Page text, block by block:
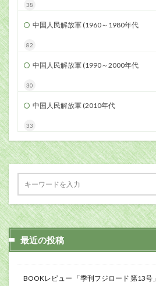
38
中国人民解放軍 (1960～1980年代
82
中国人民解放軍 (1990～2000年代
30
中国人民解放軍 (2010年代
33
最近の投稿
BOOKレビュー 「季刊フジロード 第13号」